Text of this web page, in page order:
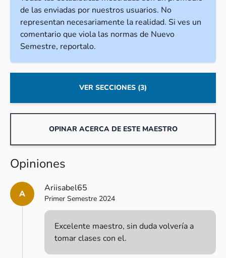
de las enviadas por nuestros usuarios. No
representan necesariamente la realidad. Si ves un
comentario que viola las normas de Nuevo
Semestre, reportalo.
VER SECCIONES (3)
OPINAR ACERCA DE ESTE MAESTRO
Opiniones
A
Ariisabel65
Primer Semestre 2024
Excelente maestro, sin duda volvería a
tomar clases con el.